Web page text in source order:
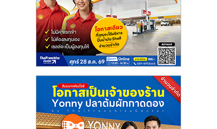
ไชส์
ขาย